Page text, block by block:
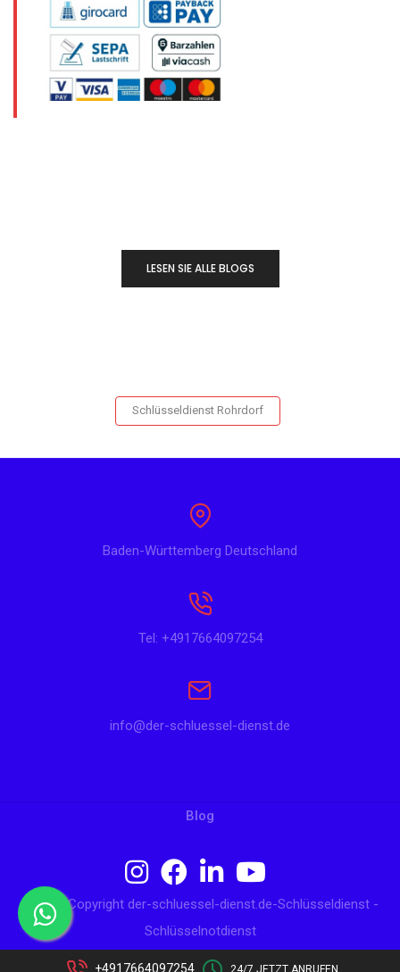
LESEN SIE ALLE BLOGS
Schlüsseldienst Rohrdorf
Baden-Württemberg Deutschland
Tel: +4917664097254
info@der-schluessel-dienst.de
Blog
© 2024 Copyright der-schluessel-dienst.de-Schlüsseldienst -
Schlüsselnotdienst
+4917664097254 24/7 JETZT ANRUFEN